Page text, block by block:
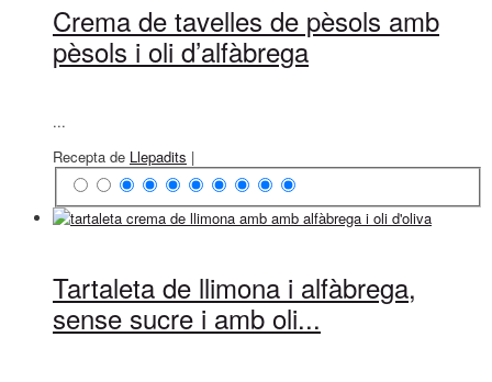
Crema de tavelles de pèsols amb
pèsols i oli d’alfàbrega
...
Recepta de Llepadits |
Tartaleta de llimona i alfàbrega,
sense sucre i amb oli...